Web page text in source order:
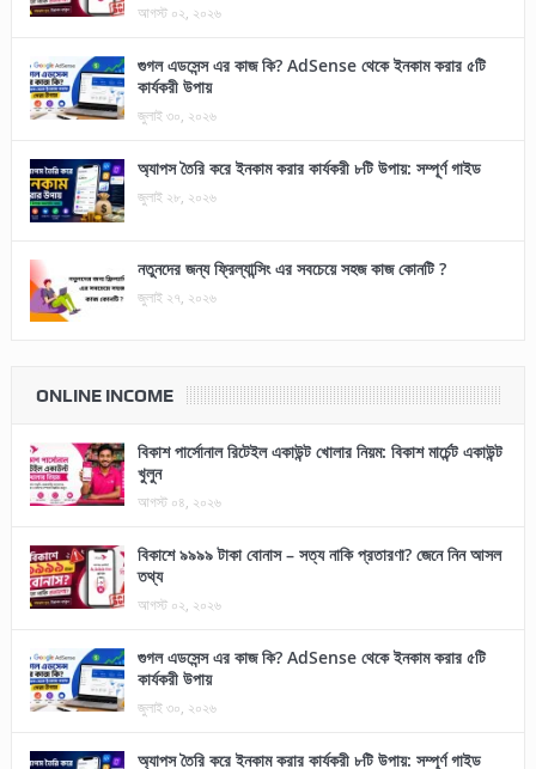
আগস্ট ০২, ২০২৬
গুগল এডসেন্স এর কাজ কি? AdSense থেকে ইনকাম করার ৫টি
কার্যকরী উপায়
জুলাই ৩০, ২০২৬
অ্যাপস তৈরি করে ইনকাম করার কার্যকরী ৮টি উপায়: সম্পূর্ণ গাইড
জুলাই ২৮, ২০২৬
নতুনদের জন্য ফ্রিল্যান্সিং এর সবচেয়ে সহজ কাজ কোনটি ?
জুলাই ২৭, ২০২৬
ONLINE INCOME
বিকাশ পার্সোনাল রিটেইল একাউন্ট খোলার নিয়ম: বিকাশ মার্চেন্ট একাউন্ট
খুলুন
আগস্ট ০৪, ২০২৬
বিকাশে ৯৯৯৯ টাকা বোনাস – সত্য নাকি প্রতারণা? জেনে নিন আসল
তথ্য
আগস্ট ০২, ২০২৬
গুগল এডসেন্স এর কাজ কি? AdSense থেকে ইনকাম করার ৫টি
কার্যকরী উপায়
জুলাই ৩০, ২০২৬
অ্যাপস তৈরি করে ইনকাম করার কার্যকরী ৮টি উপায়: সম্পূর্ণ গাইড